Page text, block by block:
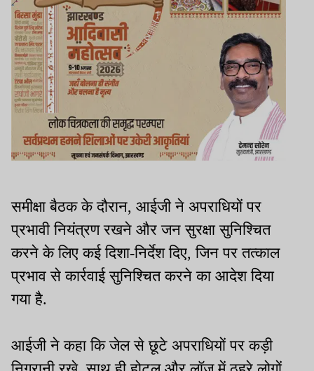
समीक्षा बैठक के दौरान, आईजी ने अपराधियों पर
प्रभावी नियंत्रण रखने और जन सुरक्षा सुनिश्चित
करने के लिए कई दिशा-निर्देश दिए, जिन पर तत्काल
प्रभाव से कार्रवाई सुनिश्चित करने का आदेश दिया
गया है.
आईजी ने कहा कि जेल से छूटे अपराधियों पर कड़ी